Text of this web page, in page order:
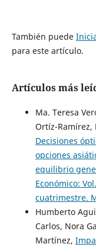
También puede
para este artículo.
Artículos más
Ma. Teresa
Ortíz-Ramírez,
Decisiones
opciones
equilibrio
Económico:
cuatrimestre.
Humberto
Carlos, Nora
Martínez,